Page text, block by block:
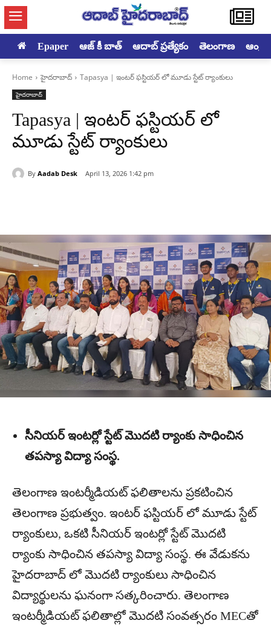
Epaper ఆజ్ కీ బాత్ ఆదాబ్ ప్రత్యేకం తెలంగాణ
Home హైదరాబాద్‌ Tapasya | ఇంటర్ ఫస్టియర్ లో మూడు స్టేట్ ర్యాంకులు
హైదరాబాద్‌
Tapasya | ఇంటర్ ఫస్టియర్ లో
మూడు స్టేట్ ర్యాంకులు
By Aadab Desk April 13, 2026 1:42 pm
సీనియర్ ఇంటర్లో స్టేట్ మొదటి ర్యాంకు సాధించిన
తపస్యా విద్యా సంస్థ.
తెలంగాణ ఇంటర్మీడియట్ ఫలితాలను ప్రకటించిన
తెలంగాణ ప్రభుత్వం. ఇంటర్ ఫస్టియర్ లో మూడు స్టేట్
ర్యాంకులు, ఒకటి సీనియర్ ఇంటర్లో స్టేట్ మొదటి
ర్యాంకు సాధించిన తపస్యా విద్యా సంస్థ. ఈ వేడుకను
హైదరాబాద్ లో మొదటి ర్యాంకులు సాధించిన
విద్యార్థులను ఘనంగా సత్కరించారు. తెలంగాణ
ఇంటర్మీడియట్‌ ఫలితాల్లో మొదటి సంవత్సరం MECతో